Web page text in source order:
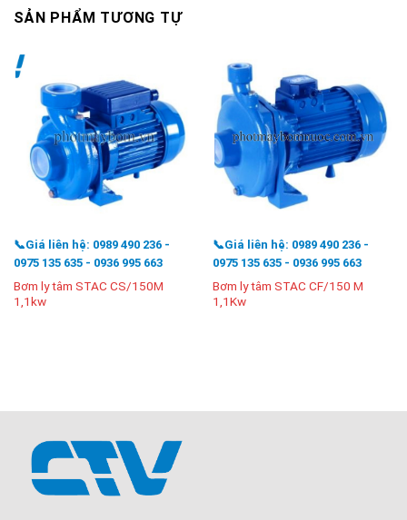
SẢN PHẨM TƯƠNG TỰ
📞Giá liên hệ: 0989 490 236 -
0975 135 635 - 0936 995 663
Bơm ly tâm STAC CS/150M
1,1kw
📞Giá liên hệ: 0989 490 236 -
0975 135 635 - 0936 995 663
Bơm ly tâm STAC CF/150 M
1,1Kw